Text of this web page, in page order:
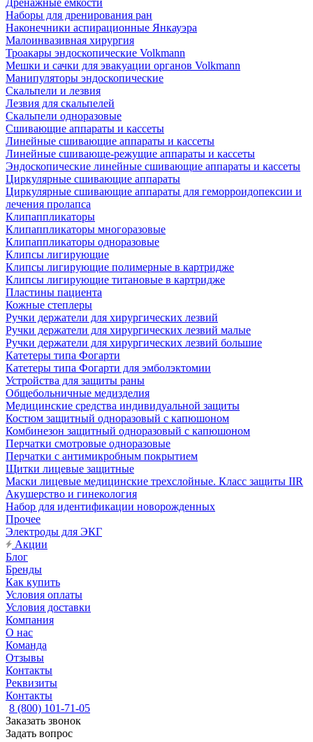
Дренажные емкости
Наборы для дренирования ран
Наконечники аспирационные Янкауэра
Малоинвазивная хирургия
Троакары эндоскопические Volkmann
Мешки и сачки для эвакуации органов Volkmann
Манипуляторы эндоскопические
Скальпели и лезвия
Лезвия для скальпелей
Скальпели одноразовые
Сшивающие аппараты и кассеты
Линейные сшивающие аппараты и кассеты
Линейные сшивающе-режущие аппараты и кассеты
Эндоскопические линейные сшивающие аппараты и кассеты
Циркулярные сшивающие аппараты
Циркулярные сшивающие аппараты для геморроидопексии и
лечения пролапса
Клипаппликаторы
Клипаппликаторы многоразовые
Клипаппликаторы одноразовые
Клипсы лигирующие
Клипсы лигирующие полимерные в картридже
Клипсы лигирующие титановые в картридже
Пластины пациента
Кожные степлеры
Ручки держатели для хирургических лезвий
Ручки держатели для хирургических лезвий малые
Ручки держатели для хирургических лезвий большие
Катетеры типа Фогарти
Катетеры типа Фогарти для эмболэктомии
Устройства для защиты раны
Общебольничные медизделия
Медицинские средства индивидуальной защиты
Костюм защитный одноразовый с капюшоном
Комбинезон защитный одноразовый с капюшоном
Перчатки смотровые одноразовые
Перчатки с антимикробным покрытием
Щитки лицевые защитные
Маски лицевые медицинские трехслойные. Класс защиты IIR
Акушерство и гинекология
Набор для идентификации новорожденных
Прочее
Электроды для ЭКГ
Акции
Блог
Бренды
Как купить
Условия оплаты
Условия доставки
Компания
О нас
Команда
Отзывы
Контакты
Реквизиты
Контакты
8 (800) 101-71-05
Заказать звонок
Задать вопрос